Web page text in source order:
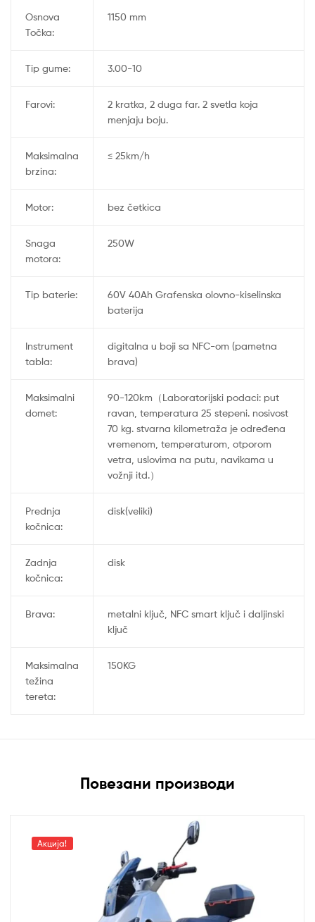
Osnova
Točka:
1150 mm
Tip gume: 3.00-10
Farovi:
2 kratka, 2 duga far. 2 svetla koja
menjaju boju.
Maksimalna
brzina:
≤ 25km/h
Motor: bez četkica
Snaga
motora:
250W
Tip baterie:
60V 40Ah Grafenska olovno-kiselinska
baterija
Instrument
tabla:
digitalna u boji sa NFC-om (pametna
brava)
Maksimalni
domet:
90-120km（Laboratorijski podaci: put
ravan, temperatura 25 stepeni. nosivost
70 kg. stvarna kilometraža je određena
vremenom, temperaturom, otporom
vetra, uslovima na putu, navikama u
vožnji itd.）
Prednja
kočnica:
disk(veliki)
Zadnja
kočnica:
disk
Brava:
metalni ključ, NFC smart ključ i daljinski
ključ
Maksimalna
težina
tereta:
150KG
Повезани производи
Акција!